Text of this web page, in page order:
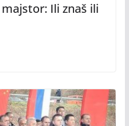
Ili znaš ili